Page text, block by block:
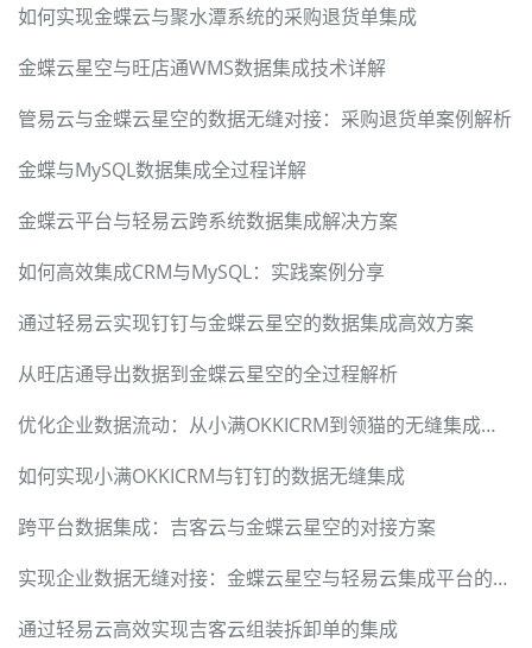
如何实现金蝶云与聚水潭系统的采购退货单集成
金蝶云星空与旺店通WMS数据集成技术详解
管易云与金蝶云星空的数据无缝对接：采购退货单案例解析
金蝶与MySQL数据集成全过程详解
金蝶云平台与轻易云跨系统数据集成解决方案
如何高效集成CRM与MySQL：实践案例分享
通过轻易云实现钉钉与金蝶云星空的数据集成高效方案
从旺店通导出数据到金蝶云星空的全过程解析
优化企业数据流动：从小满OKKICRM到领猫的无缝集成方案
如何实现小满OKKICRM与钉钉的数据无缝集成
跨平台数据集成：吉客云与金蝶云星空的对接方案
实现企业数据无缝对接：金蝶云星空与轻易云集成平台的技术方案
通过轻易云高效实现吉客云组装拆卸单的集成